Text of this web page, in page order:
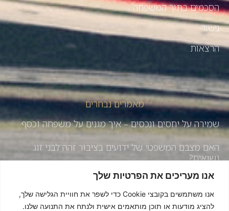
אנו מעריכים את הפרטיות שלך
אנו משתמשים בקובצי Cookie כדי לשפר את חוויית הגלישה שלך,
להציג מודעות או תוכן מותאמים אישית ולנתח את התנועה שלנו.
הסכמים בתוך המשפחה
גישור
הרצאות
מאמרים נבחרים
שמירה על יחסים ונכסים – איך מגנים על משפחה וכסף
האם מצבם המשפטי של ידועים בציבור זהה לבני זוג
נשואים?
פרק 184